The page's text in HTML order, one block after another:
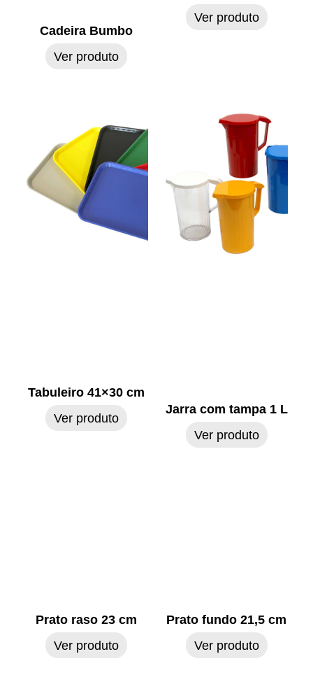
Cadeira Bumbo
Ver produto
Ver produto
Tabuleiro 41×30 cm
Ver produto
Jarra com tampa 1 L
Ver produto
Prato raso 23 cm
Ver produto
Prato fundo 21,5 cm
Ver produto